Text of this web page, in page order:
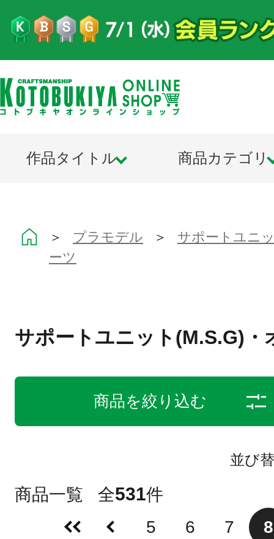
作品タイトル 商品カテゴリ
＞ プラモデル ＞ サポートユニ
ーツ
サポートユニット(M.S.G)・
商品を絞り込む
並び
商品一覧 全531件
5
6 7 8